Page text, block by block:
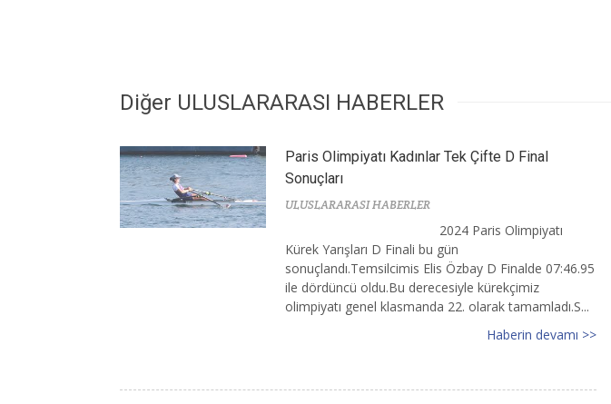
Diğer ULUSLARARASI HABERLER
Paris Olimpiyatı Kadınlar Tek Çifte D Final
Sonuçları
ULUSLARARASI HABERLER
2024 Paris Olimpiyatı
Kürek Yarışları D Finali bu gün
sonuçlandı.Temsilcimis Elis Özbay D Finalde 07:46.95
ile dördüncü oldu.Bu derecesiyle kürekçimiz
olimpiyatı genel klasmanda 22. olarak tamamladı.S...
Haberin devamı >>